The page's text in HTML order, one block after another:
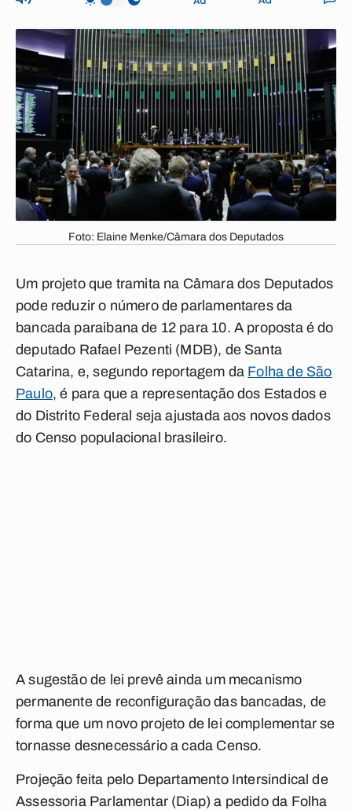
Foto: Elaine Menke/Câmara dos Deputados
Um projeto que tramita na Câmara dos Deputados
pode reduzir o número de parlamentares da
bancada paraibana de 12 para 10. A proposta é do
deputado Rafael Pezenti (MDB), de Santa
Catarina, e, segundo reportagem da Folha de São
Paulo, é para que a representação dos Estados e
do Distrito Federal seja ajustada aos novos dados
do Censo populacional brasileiro.
A sugestão de lei prevê ainda um mecanismo
permanente de reconfiguração das bancadas, de
forma que um novo projeto de lei complementar se
tornasse desnecessário a cada Censo.
Projeção feita pelo Departamento Intersindical de
Assessoria Parlamentar (Diap) a pedido da Folha